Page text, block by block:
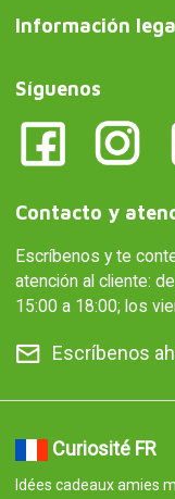
Información
Síguenos
Contacto y
Escríbenos y te
atención al cliente:
15:00 a 18:00; los
Escríbenos
Curiosité FR
Idées cadeaux amies